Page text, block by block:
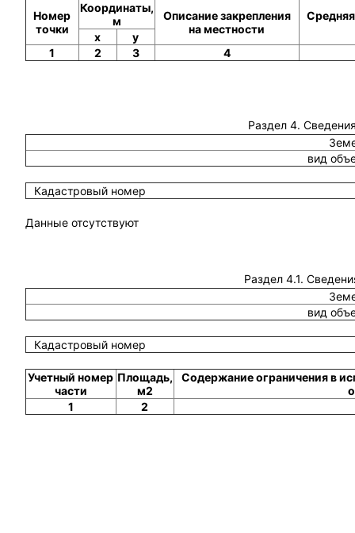
Номер
точки
Координаты,
м
Описание закрепления
на местности
x
y
1
2 3 4
Раздел 4.
вид
Кадастровый номер
Данные отсутствуют
Раздел 4.1.
вид
Кадастровый номер
Учетный номер
части
Площадь,
м2
Содержание ограничения в
1
2